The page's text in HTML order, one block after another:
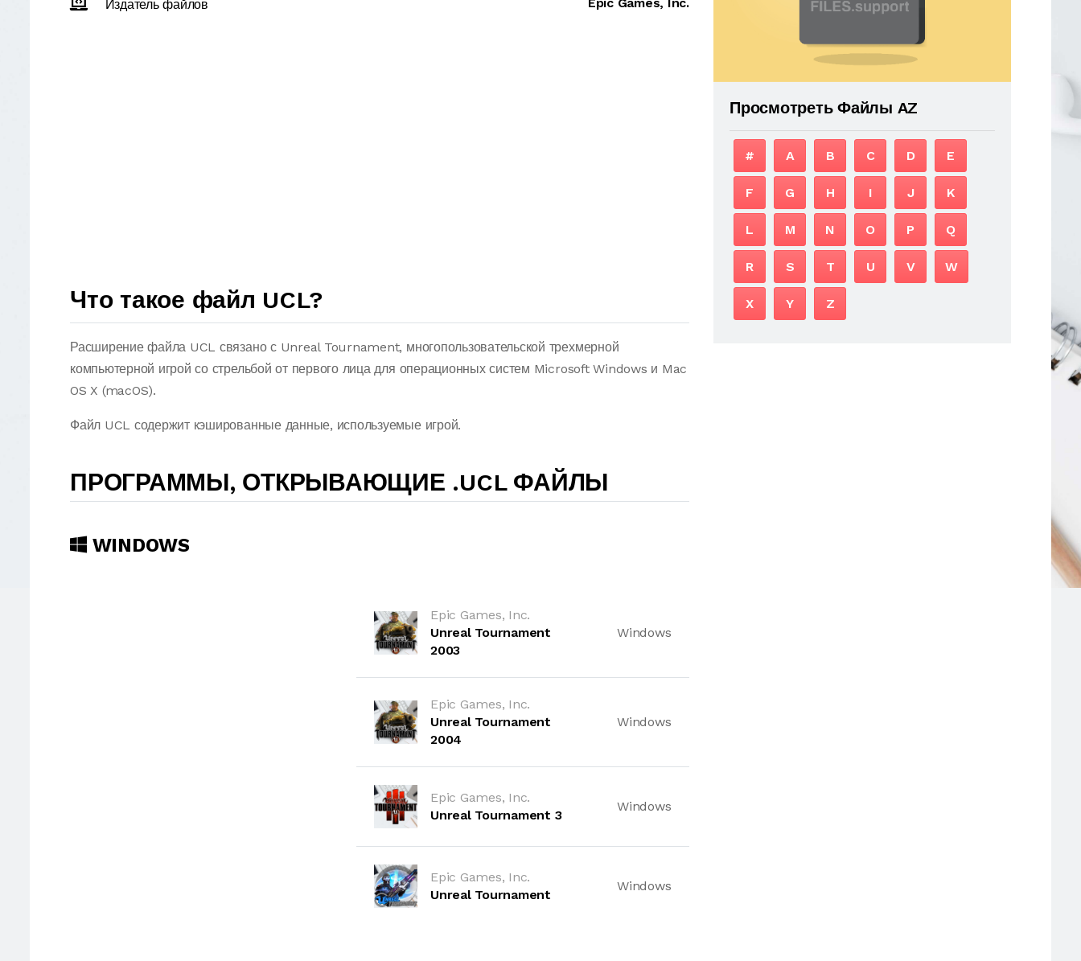
Издатель файлов
Что такое файл UCL?
Расширение файла UCL связано с Unreal Tournament, многопользовательской трехмерной
компьютерной игрой со стрельбой от первого лица для операционных систем Microsoft Windows и Mac
OS X (macOS).
Файл UCL содержит кэшированные данные, используемые игрой.
ПРОГРАММЫ, ОТКРЫВАЮЩИЕ .UCL ФАЙЛЫ
WINDOWS
Epic Games, Inc.
Unreal Tournament
2003
Windows
Epic Games, Inc.
Unreal Tournament
2004
Windows
Epic Games, Inc.
Unreal Tournament 3
Windows
Epic Games, Inc.
Unreal Tournament
Windows
Просмотреть Файлы AZ
# A B C D E
F G H I J K
L M N O P Q
R S T U V W
X Y Z